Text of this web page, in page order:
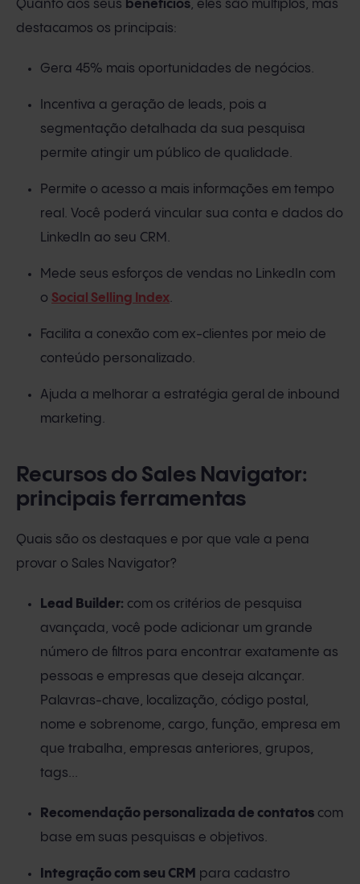
Quanto aos seus benefícios, eles são múltiplos, mas
destacamos os principais:
Gera 45% mais oportunidades de negócios.
Incentiva a geração de leads, pois a
segmentação detalhada da sua pesquisa
permite atingir um público de qualidade.
Permite o acesso a mais informações em tempo
real. Você poderá vincular sua conta e dados do
LinkedIn ao seu CRM.
Mede seus esforços de vendas no LinkedIn com
o Social Selling Index.
Facilita a conexão com ex-clientes por meio de
conteúdo personalizado.
Ajuda a melhorar a estratégia geral de inbound
marketing.
Recursos do Sales Navigator:
principais ferramentas
Quais são os destaques e por que vale a pena
provar o Sales Navigator?
Lead Builder: com os critérios de pesquisa
avançada, você pode adicionar um grande
número de filtros para encontrar exatamente as
pessoas e empresas que deseja alcançar.
Palavras-chave, localização, código postal,
nome e sobrenome, cargo, função, empresa em
que trabalha, empresas anteriores, grupos,
tags...
Recomendação personalizada de contatos com
base em suas pesquisas e objetivos.
Integração com seu CRM para cadastro